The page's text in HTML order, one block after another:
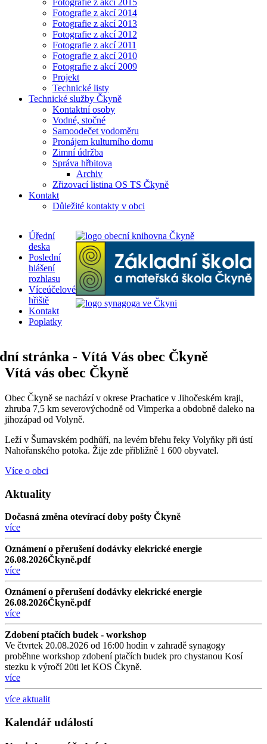
Fotografie z akcí 2015
Fotografie z akcí 2014
Fotografie z akcí 2013
Fotografie z akcí 2012
Fotografie z akcí 2011
Fotografie z akcí 2010
Fotografie z akcí 2009
Projekt
Technické listy
Technické služby Čkyně
Kontaktní osoby
Vodné, stočné
Samoodečet vodoměru
Pronájem kulturního domu
Zimní údržba
Správa hřbitova
Archiv
Zřizovací listina OS TS Čkyně
Kontakt
Důležité kontakty v obci
Úřední
deska
Poslední
hlášení
rozhlasu
Víceúčelové
hřiště
Kontakt
Poplatky
Vítá vás obec Čkyně
Obec Čkyně se nachází v okrese Prachatice v Jihočeském kraji,
zhruba 7,5 km severovýchodně od Vimperka a obdobně daleko na
jihozápad od Volyně.
Leží v Šumavském podhůří, na levém břehu řeky Volyňky při ústí
Nahořanského potoka. Žije zde přibližně 1 600 obyvatel.
Více o obci
Aktuality
Dočasná změna otevírací doby pošty Čkyně
více
Oznámení o přerušení dodávky elekrické energie
26.08.2026Čkyně.pdf
více
Oznámení o přerušení dodávky elekrické energie
26.08.2026Čkyně.pdf
více
Zdobení ptačích budek - workshop
Ve čtvrtek 20.08.2026 od 16:00 hodin v zahradě synagogy
proběhne workshop zdobení ptačích budek pro chystanou Kosí
stezku k výročí 20ti let KOS Čkyně.
více
více aktualit
Kalendář událostí